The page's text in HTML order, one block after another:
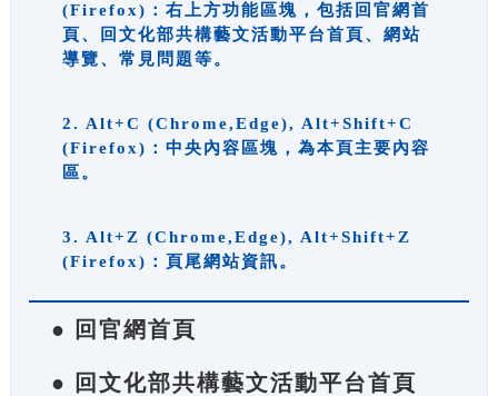
(Firefox)：右上方功能區塊，包括回官網首
頁、回文化部共構藝文活動平台首頁、網站
導覽、常見問題等。
2. Alt+C (Chrome,Edge), Alt+Shift+C
(Firefox)：中央內容區塊，為本頁主要內容
區。
3. Alt+Z (Chrome,Edge), Alt+Shift+Z
(Firefox)：頁尾網站資訊。
● 回官網首頁
● 回文化部共構藝文活動平台首頁